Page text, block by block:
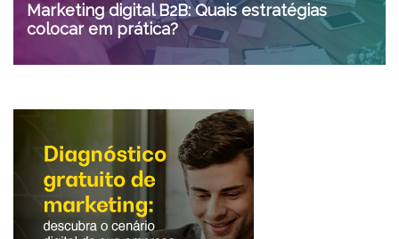
Marketing digital B2B: Quais estratégias
colocar em prática?